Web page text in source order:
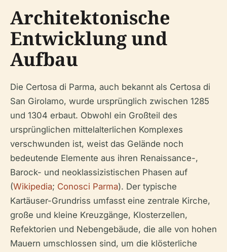
Architektonische
Entwicklung und
Aufbau
Die Certosa di Parma, auch bekannt als Certosa di
San Girolamo, wurde ursprünglich zwischen 1285
und 1304 erbaut. Obwohl ein Großteil des
ursprünglichen mittelalterlichen Komplexes
verschwunden ist, weist das Gelände noch
bedeutende Elemente aus ihren Renaissance-,
Barock- und neoklassizistischen Phasen auf
(Wikipedia; Conosci Parma). Der typische
Kartäuser-Grundriss umfasst eine zentrale Kirche,
große und kleine Kreuzgänge, Klosterzellen,
Refektorien und Nebengebäude, die alle von hohen
Mauern umschlossen sind, um die klösterliche